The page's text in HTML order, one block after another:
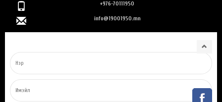
+976-70111950
info@19001950.mn